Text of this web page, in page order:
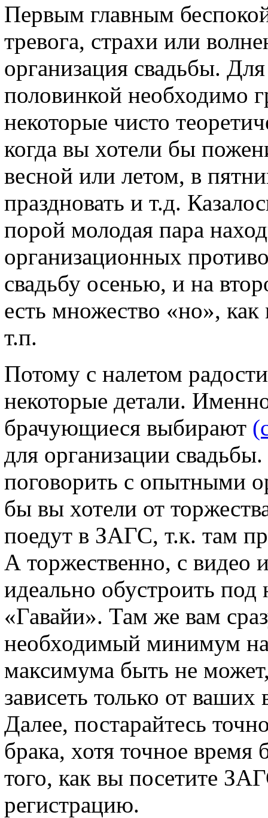
Первым главным
тревога, страхи или
организация свадьбы.
половинкой необходимо
некоторые чисто
когда вы хотели бы
весной или летом, в
праздновать и т.д.
порой молодая пара
организационных
свадьбу осенью, и на
есть множество «но»,
т.п.
Потому с налетом
некоторые детали.
брачующиеся выбирают
для организации
поговорить с опытными
бы вы хотели от
поедут в ЗАГС, т.к. там
А торжественно, с видео
идеально обустроить под
«Гавайи». Там же вам
необходимый минимум
максимума быть не
зависеть только от
Далее, постарайтесь
брака, хотя точное время
того, как вы посетите
регистрацию.